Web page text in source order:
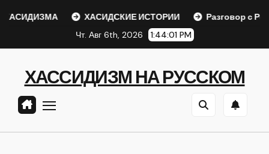
ХАСИДСКИЕ ИСТОРИИ
Разговор с Ребе
Чт. Авг 6th, 2026
1:44:01 PM
ХАССИДИЗМ НА РУССКОМ